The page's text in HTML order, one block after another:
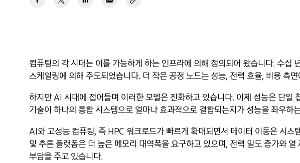
컴퓨팅의 각 시대는 이를 가능하게 하는 인프라에 의해 정의되어 왔습니다. 수십
스케일링에 의해 주도되었습니다. 더 작은 공정 노드는 성능, 전력 효율, 비용 측
하지만 AI 시대에 접어들며 이러한 모델은 진화하고 있습니다. 이제 성능은 단일
기술이 하나의 통합 시스템으로 얼마나 효과적으로 결합되는지가 성능을 좌우하
AI와 고성능 컴퓨팅, 즉 HPC 워크로드가 빠르게 확대되면서 데이터 이동은 시스
및 추론 플랫폼은 더 높은 메모리 대역폭을 요구하고 있으며, 전력 밀도 증가와
부담을 주고 있습니다.